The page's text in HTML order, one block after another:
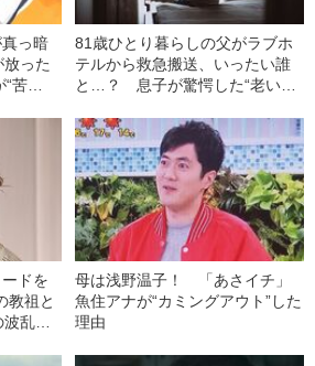
っ暗
った
“苦
81歳ひとり暮らしの父がラブホ
テルから救急搬送、いったい誰
と…？ 息子が驚愕した“老いた
ドを
教祖と
乱万
母は浅野温子！ 「あさイチ」
魚住アナが“カミングアウト”した
理由